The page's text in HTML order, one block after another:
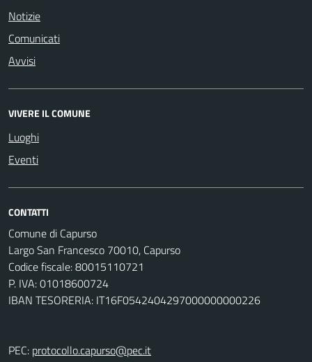
Notizie
Comunicati
Avvisi
VIVERE IL COMUNE
Luoghi
Eventi
CONTATTI
Comune di Capurso
Largo San Francesco 70010, Capurso
Codice fiscale: 80015110721
P. IVA: 01018600724
IBAN TESORERIA: IT16F0542404297000000000226
PEC: protocollo.capurso@pec.it